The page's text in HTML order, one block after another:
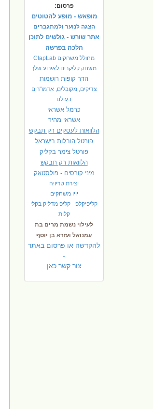
פרסום:
מופאש - מופע להטוטים
הצגה לנוער ולמתגברים
אתר שורש - גולשים לתוכן
הלכה בפרשה
מחולל משחקים ClapLab
משחק קליקרים לאירוע שלך
הדר קופות רושמות
צדיקים, מקובלים, אדמו"רים
בעולם
כרמל אשראי
אשראי מהיר
הלוואות לעסקים רק תבקש
פורטל הובלות בישראל
פורטל צימר בקליק
הלוואות רק תבקש
מיני קורסים - פולסטאק
יצירת טריויה
יויו משחקים
קליפיקלפ - קליפ מדליק בקלי
קלות
לעילוי נשמת מרים בת
עמנואל ועזרא בן יוסף
להקדשה או פרסום באתר
-
צור קשר כאן